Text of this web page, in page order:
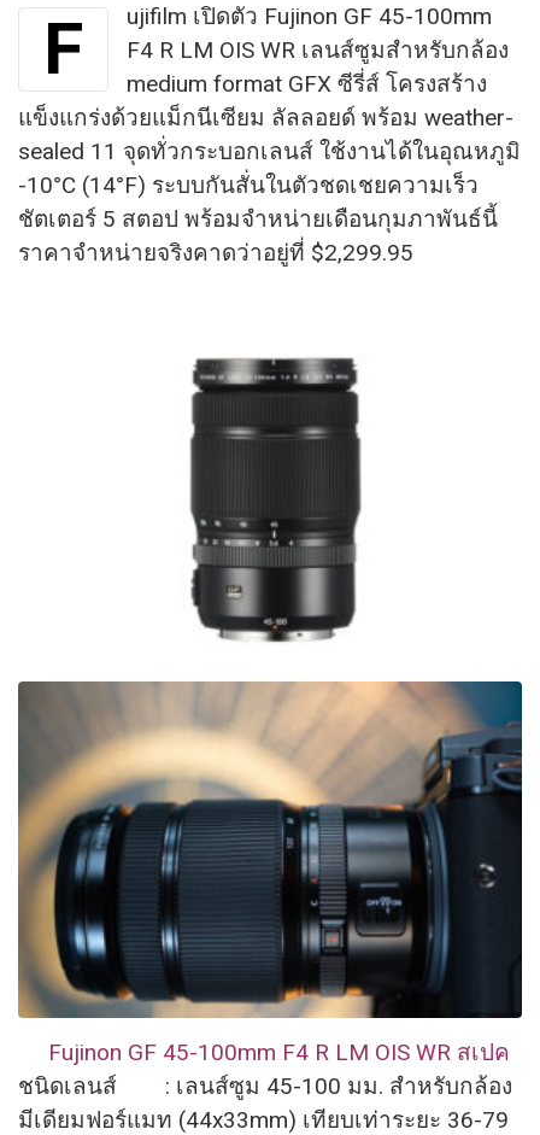
F
ujifilm เปิดตัว Fujinon GF 45-100mm
F4 R LM OIS WR เลนส์ซูมสำหรับกล้อง
medium format GFX ซีรี่ส์ โครงสร้าง
แข็งแกร่งด้วยแม็กนีเซียม ลัลลอยด์ พร้อม weather-
sealed 11 จุดทั่วกระบอกเลนส์ ใช้งานได้ในอุณหภูมิ
-10°C (14°F) ระบบกันสั่นในตัวชดเชยความเร็ว
ชัตเตอร์ 5 สตอป พร้อมจำหน่ายเดือนกุมภาพันธ์นี้
ราคาจำหน่ายจริงคาดว่าอยู่ที่ $2,299.95
Fujinon GF 45-100mm F4 R LM OIS WR สเปค
ชนิดเลนส์ : เลนส์ซูม 45-100 มม. สำหรับกล้อง
มีเดียมฟอร์แมท (44x33mm) เทียบเท่าระยะ 36-79